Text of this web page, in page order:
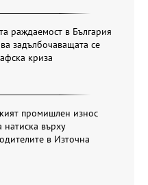
раждаемост в България
задълбочаващата се
криза
промишлен износ
натиска върху
в Източна